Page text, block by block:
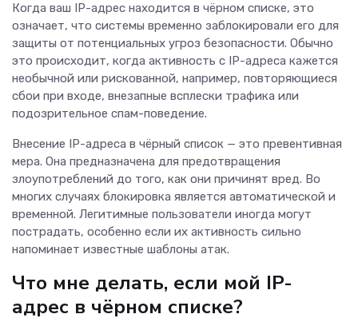
Когда ваш IP-адрес находится в чёрном списке, это
означает, что системы временно заблокировали его для
защиты от потенциальных угроз безопасности. Обычно
это происходит, когда активность с IP-адреса кажется
необычной или рискованной, например, повторяющиеся
сбои при входе, внезапные всплески трафика или
подозрительное спам-поведение.
Внесение IP-адреса в чёрный список — это превентивная
мера. Она предназначена для предотвращения
злоупотреблений до того, как они причинят вред. Во
многих случаях блокировка является автоматической и
временной. Легитимные пользователи иногда могут
пострадать, особенно если их активность сильно
напоминает известные шаблоны атак.
Что мне делать, если мой IP-
адрес в чёрном списке?